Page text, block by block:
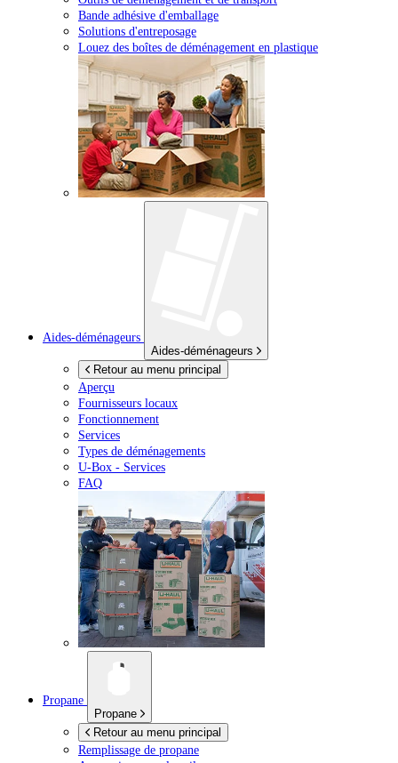
Bande adhésive d'emballage
Solutions d'entreposage
Louez des boîtes de déménagement en plastique
Aides-déménageurs
Aides-déménageurs
Retour au menu principal
Aperçu
Fournisseurs locaux
Fonctionnement
Services
Types de déménagements
U-Box - Services
FAQ
Propane
Propane
Retour au menu principal
Remplissage de propane